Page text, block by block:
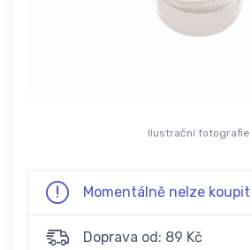
Ilustrační fotografie
Momentálně nelze koupit
Doprava od: 89 Kč